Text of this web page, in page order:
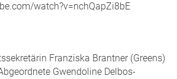
watch?v=nchQapZi8bE
Franziska Brantner (Greens)
Gwendoline Delbos-